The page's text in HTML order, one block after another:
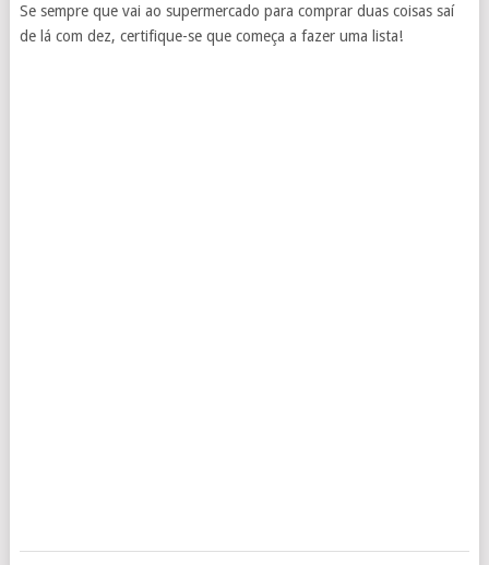
Se sempre que vai ao supermercado para comprar duas coisas saí
de lá com dez, certifique-se que começa a fazer uma lista!